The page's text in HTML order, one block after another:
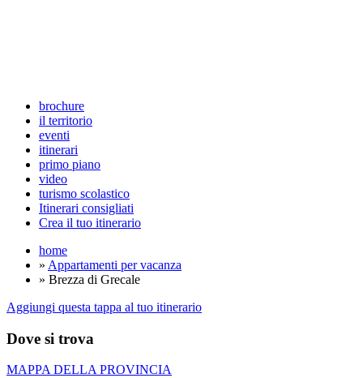
brochure
il territorio
eventi
itinerari
primo piano
video
turismo scolastico
Itinerari consigliati
Crea il tuo itinerario
home
» Appartamenti per vacanza
» Brezza di Grecale
Aggiungi questa tappa al tuo itinerario
Dove si trova
MAPPA DELLA PROVINCIA